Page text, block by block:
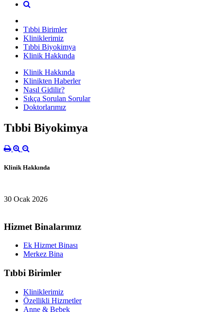
Tıbbi Birimler
Kliniklerimiz
Tıbbi Biyokimya
Klinik Hakkında
Klinik Hakkında
Klinikten Haberler
Nasıl Gidilir?
Sıkça Sorulan Sorular
Doktorlarımız
Tıbbi Biyokimya
Klinik Hakkında
30 Ocak 2026
Hizmet Binalarımız
Ek Hizmet Binası
Merkez Bina
Tıbbi Birimler
Kliniklerimiz
Özellikli Hizmetler
Anne & Bebek